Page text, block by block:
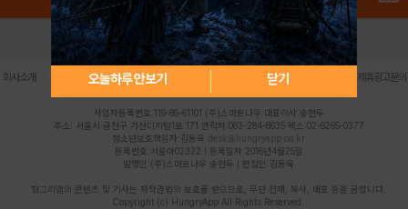
오늘하루 안보기 닫기
로그인 PC버전 전체앱
회사소개 | 개인정보 처리방침 불법촬영물 신고센터 제휴광고문의
사업자등록번호:119-86-61101 (주)스마트나우 대표이사:송현두
주소: 서울시 금천구 가산디지털1로 171 연락처:063-284-8635 팩스:02-6265-0377
청소년보호책임자:김동욱 desk@hungryapp.co.kr
등록번호:서울아02322 | 등록일자:2016년4월25일
발행인:(주)스마트나우 송현두 | 편집인:김동욱
헝그리앱의 콘텐츠 및 기사는 저작권법의 보호를 받으므로, 무단 전재, 복사, 배포 등을 금합니다.
Copyright (c) HungryApp All Rights Reserved.